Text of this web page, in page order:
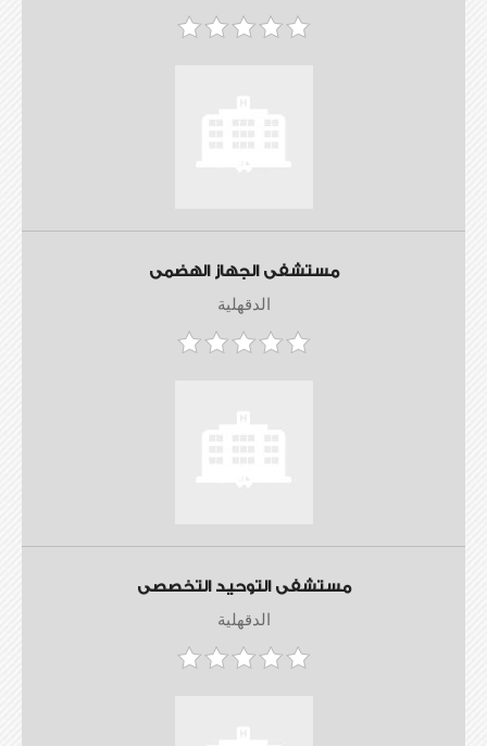
مستشفى الجهاز الهضمى
الدقهلية
مستشفى التوحيد التخصصى
الدقهلية